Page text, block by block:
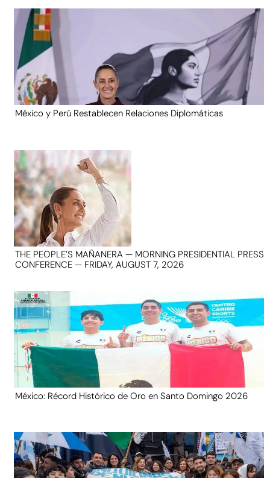
México y Perú Restablecen Relaciones Diplomáticas
THE PEOPLE’S MAÑANERA — MORNING PRESIDENTIAL PRESS
CONFERENCE — FRIDAY, AUGUST 7, 2026
México: Récord Histórico de Oro en Santo Domingo 2026